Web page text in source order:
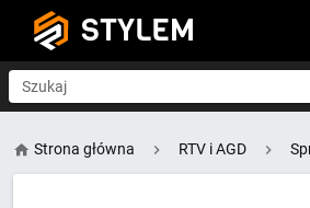
STYLEM
Szukaj
Strona główna RTV i AGD